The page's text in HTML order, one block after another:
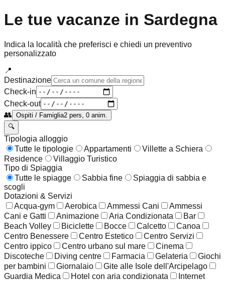
Le tue vacanze in Sardegna
Indica la località che preferisci e chiedi un preventivo
personalizzato
📍
Destinazione
Check-in
Check-out
👥 Ospiti / Famiglia2 pers, 0 anim.
🔍
Tipologia alloggio
Tutte le tipologie
Appartamenti
Villette a Schiera
Residence
Villaggio Turistico
Tipo di Spiaggia
Tutte le spiagge
Sabbia fine
Spiaggia di sabbia e
scogli
Dotazioni & Servizi
Acqua-gym
Aerobica Ammessi Cani
Ammessi
Cani e Gatti
Animazione Aria Condizionata
Bar
Beach Volley
Biciclette Bocce Calcetto
Canoa
Centro Benessere
Centro Estetico
Centro Servizi
Centro ippico
Centro urbano sul mare
Cinema
Discoteche
Diving centre Farmacia Gelateria
Giochi
per bambini
Giornalaio
Gite alle Isole dell'Arcipelago
Guardia Medica
Hotel con aria condizionata
Internet